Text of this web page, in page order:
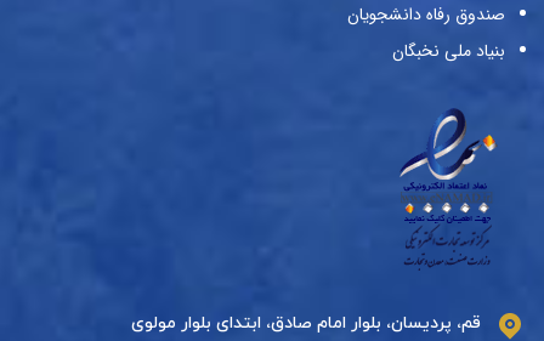
صندوق رفاه دانشجویان
بنیاد ملی نخبگان
قم، پردیسان، بلوار امام صادق، ابتدای بلوار مولوی